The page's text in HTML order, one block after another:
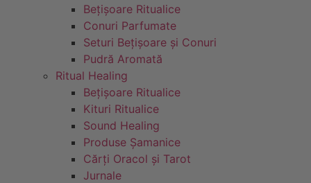
Bețișoare Ritualice
Conuri Parfumate
Seturi Bețișoare și Conuri
Pudră Aromată
Ritual Healing
Bețișoare Ritualice
Kituri Ritualice
Sound Healing
Produse Șamanice
Cărți Oracol și Tarot
Jurnale